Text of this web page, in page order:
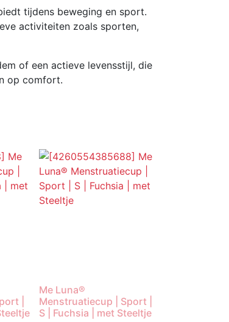
tijdens beweging en sport.
activiteiten zoals sporten,
of een actieve levensstijl, die
op comfort.
|
Me Luna®
Menstruatiecup | Sport |
S | Fuchsia | met Steeltje